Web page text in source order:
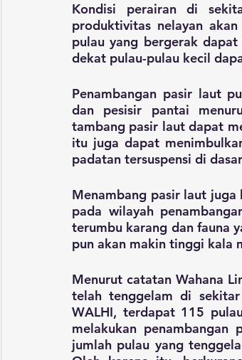
Kondisi perairan di
produktivitas nelayan
pulau yang bergerak
dekat pulau-pulau kecil
Penambangan pasir laut
dan pesisir pantai
tambang pasir laut dapat
itu juga dapat
padatan tersuspensi di
Menambang pasir laut
pada wilayah
terumbu karang dan fauna
pun akan makin tinggi kala
Menurut catatan Wahana
telah tenggelam di
WALHI, terdapat 115
melakukan
jumlah pulau yang